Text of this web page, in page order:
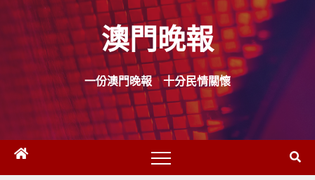
Skip
content
澳門晚報
一份澳門晚報 十分民情關懷